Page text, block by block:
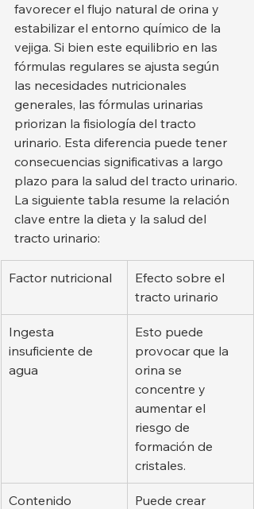
favorecer el flujo natural de orina y
estabilizar el entorno químico de la
vejiga. Si bien este equilibrio en las
fórmulas regulares se ajusta según
las necesidades nutricionales
generales, las fórmulas urinarias
priorizan la fisiología del tracto
urinario. Esta diferencia puede tener
consecuencias significativas a largo
plazo para la salud del tracto urinario.
La siguiente tabla resume la relación
clave entre la dieta y la salud del
tracto urinario:
Factor nutricional
Efecto sobre el
tracto urinario
Ingesta
insuficiente de
agua
Esto puede
provocar que la
orina se
concentre y
aumentar el
riesgo de
formación de
cristales.
Contenido
Puede crear